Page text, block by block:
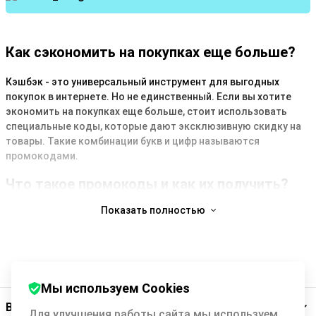
Как сэкономить на покупках еще больше?
Кэшбэк - это универсальный инструмент для выгодных
покупок в интернете. Но не единственный. Если вы хотите
экономить на покупках еще больше, стоит использовать
специальные коды, которые дают эксклюзивную скидку на
товары. Такие комбинации букв и цифр называются
промокодами.
Что такое промокоды и как их получить?
Promocode - это маркетинговый инструмент для
Как правило, магазины предлагают такие коды в периоды
активных продаж (например, перед праздниками и
Показать полностью
Backit
Мы используем Cookies